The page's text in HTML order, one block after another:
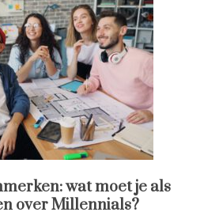
wat moet je als
over Millennials?